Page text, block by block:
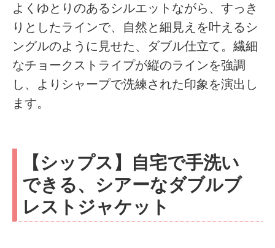
よくゆとりのあるシルエットながら、すっき
りとしたラインで、自然と細見えを叶えるシ
ングルのように見せた、ダブル仕立て。繊細
なチョークストライプが縦のラインを強調
し、よりシャープで洗練された印象を演出し
ます。
【シップス】自宅で手洗い
できる、シアーなダブルブ
レストジャケット